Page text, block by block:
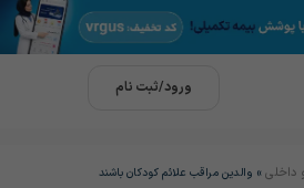
ورود/ثبت نام
داخلی » والدین مراقب علائم کودکان باشند